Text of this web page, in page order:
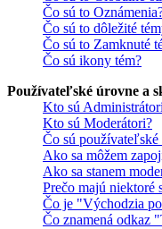
Čo sú to
Čo sú to dôležité
Čo sú to Zamknuté
Čo sú ikony tém?
Používateľské úrovne a
Kto sú
Kto sú Moderátori?
Čo sú používateľské
Ako sa môžem
Ako sa stanem
Prečo majú niektoré
Čo je "Východzia
Čo znamená odkaz